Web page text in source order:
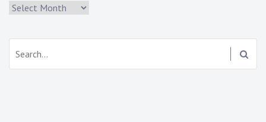
Archiv